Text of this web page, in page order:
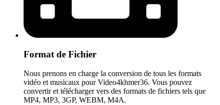
Format de Fichier
Nous prenons en charge la conversion de tous les formats
vidéo et musicaux pour Video4khmer36. Vous pouvez
convertir et télécharger vers des formats de fichiers tels que
MP4, MP3, 3GP, WEBM, M4A.